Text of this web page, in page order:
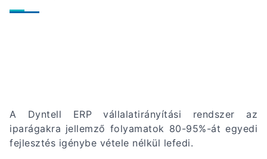
A Dyntell ERP vállalatirányítási rendszer az
iparágakra jellemző folyamatok 80-95%-át egyedi
fejlesztés igénybe vétele nélkül lefedi.